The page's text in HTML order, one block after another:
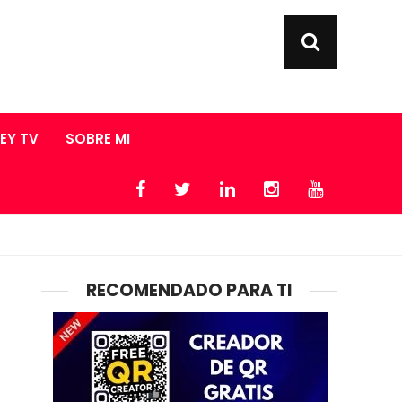
TV SOBRE MI
RECOMENDADO PARA TI